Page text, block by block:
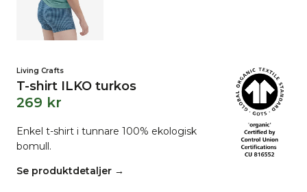
Living Crafts
T-shirt ILKO turkos
269 kr
Enkel t-shirt i tunnare 100% ekologisk
bomull.
Se produktdetaljer →